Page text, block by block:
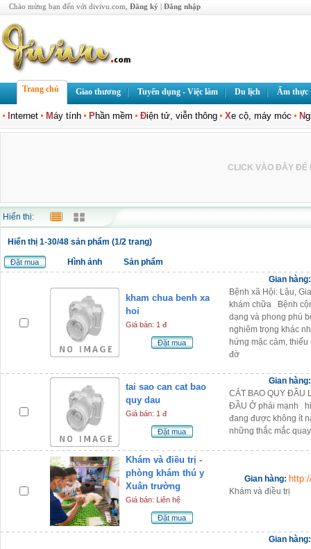
Chào mừng bạn đến với divivu.com, Đăng ký | Đăng nhập
Trang chủ Giao thương Tuyển dụng - Việc làm Du lịch Ẩm thực
nternet Máy tính Phần mềm Điện tử, viễn thông Xe cộ, máy móc N
CLICK VÀO ĐÂY ĐỂ
Hiển thị:
Hiển thị 1-30/48 sản phẩm (1/2 trang)
Đặt mua Hình ảnh Sản phẩm
kham chua benh xa
hoi
Giá bán: 1 đ
Đặt mua
Gian
Bệnh xã Hội: Lậu,
khám chữa Bệnh
dạng và phong phú
nghiêm trọng khác
hứng mặc cảm,
đờ
tai sao can cat bao
quy dau
Giá bán: 1 đ
Đặt mua
Gian
CẮT BAO QUY ĐẦU
ĐẦU Ở phái mạnh
đang được không ít
những thắc mắc
Khám và điều trị -
phòng khám thú y
Xuân trường
Giá bán: Liên hệ
Đặt mua
Gian hàng:
Khám và điều trị
Gian